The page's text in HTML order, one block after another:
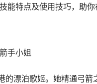
特点及使用技巧，助你
手小姐
的漂泊歌姬。她精通弓